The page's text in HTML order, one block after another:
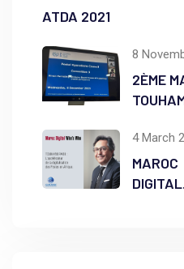
ATDA 2021
8
2ÈME
4 March
MAROC
DIGITAL